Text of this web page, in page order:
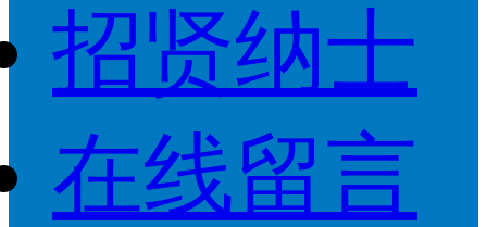
招贤纳士
在线留言